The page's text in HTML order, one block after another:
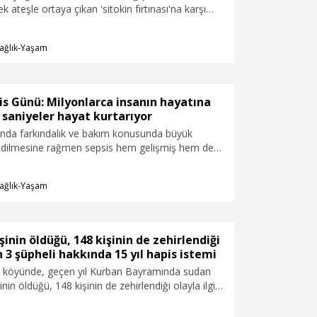
ateşle ortaya çıkan 'sitokin fırtınası'na karşı
olan ilacın kısa sürede piyasaya
Yaşam
Günü: Milyonlarca insanın hayatına
hayat kurtarıyor
farkındalık ve bakım konusunda büyük
rağmen sepsis hem gelişmiş hem de
olumsuz etkilerini hissettirdiğine işaret eden
hayatını kaybettiğine ve hastalıkta
kurtardığına dikkat çekerek Dünya Sepsis
açıklamalarda bulundu. �
Yaşam
öldüğü, 148 kişinin de zehirlendiği
şüpheli hakkında 15 yıl hapis istemi
geçen yıl Kurban Bayramında sudan
öldüğü, 148 kişinin de zehirlendiği olayla ilgili